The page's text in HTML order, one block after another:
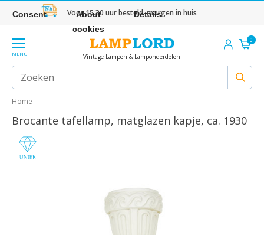
Voor 15.30 uur besteld, morgen in huis
MENU Vintage Lampen & Lamponderdelen
0
Home
Brocante tafellamp, matglazen kapje, ca. 1930
Consent
About
cookies
Details